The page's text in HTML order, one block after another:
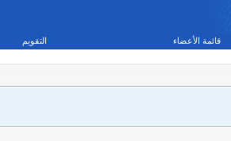
قائمة الأعضاء التقويم